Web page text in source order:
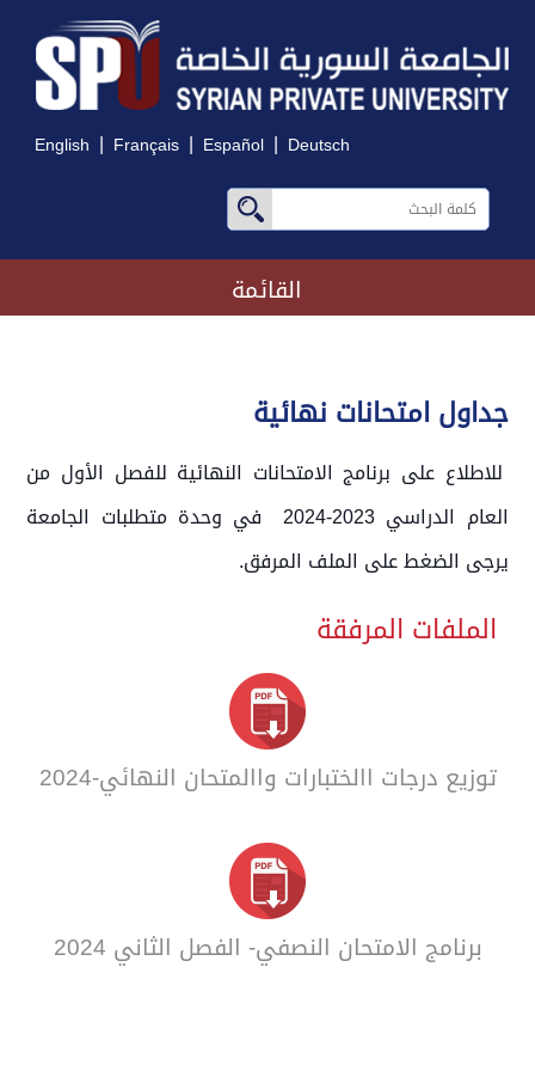
English | Français | Español | Deutsch
القائمة
جداول امتحانات نهائية
للاطلاع على برنامج الامتحانات النهائية للفصل الأول من
العام الدراسي 2023-2024 في وحدة متطلبات الجامعة
يرجى الضغط على الملف المرفق.
الملفات المرفقة
توزيع درجات االختبارات واالمتحان النهائي-2024
برنامج الامتحان النصفي- الفصل الثاني 2024